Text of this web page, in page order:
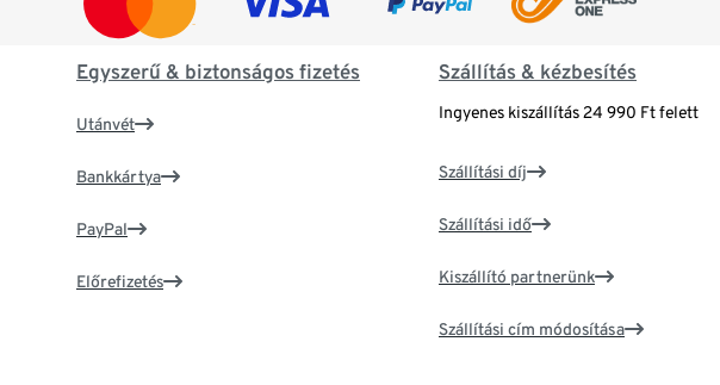
Egyszerű & biztonságos fizetés
Utánvét
Bankkártya
PayPal
Előrefizetés
Szállítás & kézbesítés
Ingyenes kiszállítás 24 990 Ft felett
Szállítási díj
Szállítási idő
Kiszállító partnerünk
Szállítási cím módosítása